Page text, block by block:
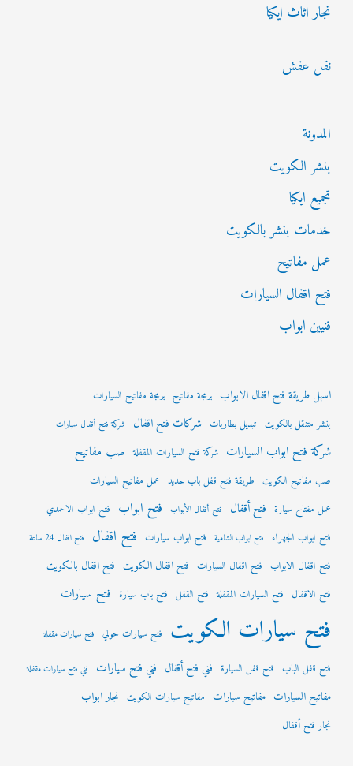
نجار اثاث ايكيا
نقل عفش
المدونة
بنشر الكويت
تجميع ايكيا
خدمات بنشر بالكويت
عمل مفاتيح
فتح اقفال السيارات
فنيين ابواب
اسهل طريقة فتح اقفال الابواب برمجة مفاتيح برمجة مفاتيح السيارات
بنشر متنقل بالكويت تبديل بطاريات شركات فتح اقفال شركة فتح أقفال سيارات
شركة فتح ابواب السيارات شركة فتح السيارات المقفلة صب مفاتيح
صب مفاتيح الكويت طريقة فتح قفل باب حديد عمل مفاتيح السيارات
عمل مفتاح سيارة فتح أقفال فتح أقفال الأبواب فتح ابواب فتح ابواب الاحمدي
فتح ابواب الجهراء فتح ابواب الشامية فتح ابواب سيارات فتح اقفال فتح اقفال 24 ساعة
فتح اقفال الابواب فتح اقفال السيارات فتح اقفال الكويت فتح اقفال بالكويت
فتح الاقفال فتح السيارات المقفلة فتح القفل فتح باب سيارة فتح سيارات
فتح سيارات الكويت فتح سيارات حولي فتح سيارات مقفلة
فتح قفل الباب فتح قفل السيارة فني فتح أقفال فني فتح سيارات فني فتح سيارات مقفلة
مفاتيح السيارات مفاتيح سيارات مفاتيح سيارات الكويت نجار ابواب
نجار فتح أقفال